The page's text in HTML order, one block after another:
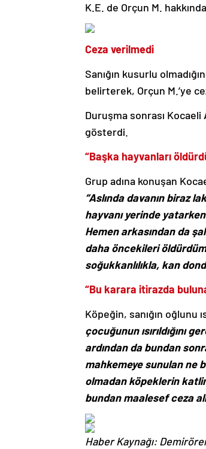
K.E. de Orçun M.
Ceza verilmedi
Sanığın kusurlu
belirterek, Orçun M.’ye
Duruşma sonrası
gösterdi.
“Başka hayvanları
Grup adına konuşan
“Aslında davanın biraz
hayvanı yerinde
Hemen arkasından da
daha öncekileri
soğukkanlılıkla, kan
“Bu karara itirazda
Köpeğin, sanığın oğlunu
çocuğunun ısırıldığını
ardından da bundan
mahkemeye sunulan ne
olmadan köpeklerin
bundan maalesef ceza
Haber Kaynağı: